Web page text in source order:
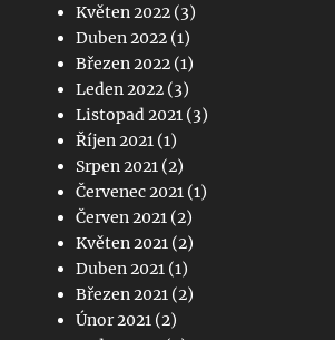
Květen 2022 (3)
Duben 2022 (1)
Březen 2022 (1)
Leden 2022 (3)
Listopad 2021 (3)
Říjen 2021 (1)
Srpen 2021 (2)
Červenec 2021 (1)
Červen 2021 (2)
Květen 2021 (2)
Duben 2021 (1)
Březen 2021 (2)
Únor 2021 (2)